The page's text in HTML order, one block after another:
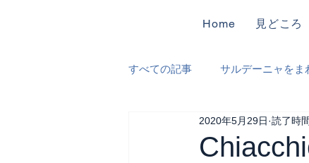
Home 見どころ
すべての記事 サルデーニャをま
遺跡、博物館巡り 食材め
2020年5月29日 読了時